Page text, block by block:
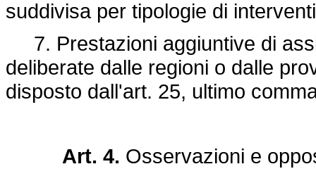
suddivisa per tipologie di
7. Prestazioni aggiuntive di
deliberate dalle regioni o dalle
disposto dall'art. 25, ultimo
Art. 4. Osservazioni e